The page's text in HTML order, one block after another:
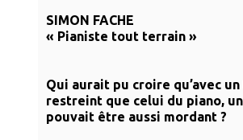
SIMON FACHE
« Pianiste tout terrain »
Qui aurait pu croire qu’avec
restreint que celui du piano,
pouvait être aussi mordant ?